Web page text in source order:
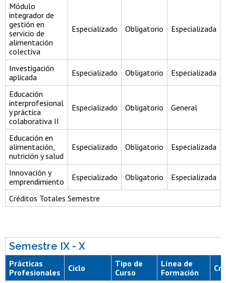
Módulo
integrador de
gestión en
servicio de
alimentación
colectiva
Especializado Obligatorio Especializada
Investigación
aplicada
Especializado Obligatorio Especializada
Educación
interprofesional
y práctica
colaborativa II
Especializado Obligatorio General
Educación en
alimentación,
nutrición y salud
Especializado Obligatorio Especializada
Innovación y
emprendimiento
Especializado Obligatorio Especializada
Créditos Totales Semestre
Semestre IX - X
Prácticas
Profesionales
Ciclo
Tipo de
Curso
Línea de
Formación